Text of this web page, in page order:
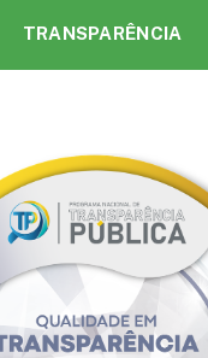
TRANSPARÊNCIA